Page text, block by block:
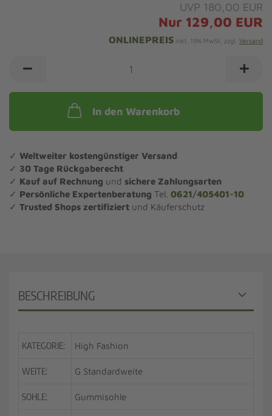
UVP 180,00 EUR
Nur 129,00 EUR
ONLINEPREIS inkl. 19% MwSt. zzgl. Versand
In den Warenkorb
✓ Weltweiter kostengünstiger Versand
✓ 30 Tage Rückgaberecht
✓ Kauf auf Rechnung und sichere Zahlungsarten
✓ Persönliche Expertenberatung Tel. 0621/405401-10
✓ Trusted Shops zertifiziert und Käuferschutz
BESCHREIBUNG
KATEGORIE: High Fashion
WEITE: G Standardweite
SOHLE: Gummisohle